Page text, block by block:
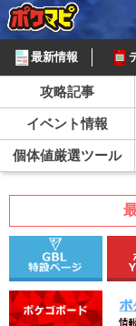
最新情報
攻略記事
イベント情報
個体値厳選ツール